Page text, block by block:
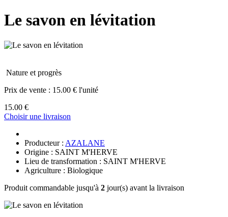
Le savon en lévitation
Nature et progrès
Prix de vente : 15.00 € l'unité
15.00 €
Choisir une livraison
Producteur : AZALANE
Origine : SAINT M'HERVE
Lieu de transformation : SAINT M'HERVE
Agriculture : Biologique
Produit commandable jusqu'à 2 jour(s) avant la livraison